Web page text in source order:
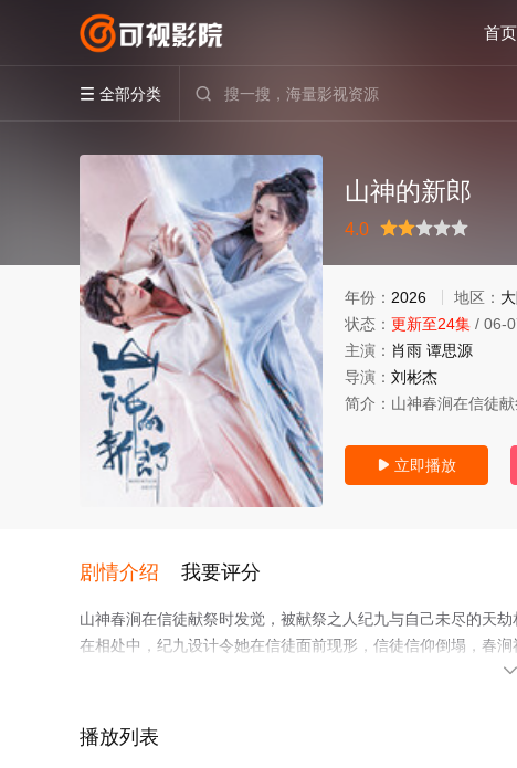
首页
 全部分类 
山神的新郎
4.0
很差较差还行 推荐力荐
年份： 2026 地区：
状态： 更新至24集 / 06-
主演： 肖雨 谭思源
导演： 刘彬杰
简介： 山神春涧在信徒
 立即播放
剧情介绍 我要评分
山神春涧在信徒献祭时发觉，被献祭之人纪九与自己未尽的天
在相处中，纪九设计令她在信徒面前现形，信徒信仰倒塌，春
于世。百年后，一缕新的祈愿点亮十方烛，也预示春涧迎来新 
播放列表